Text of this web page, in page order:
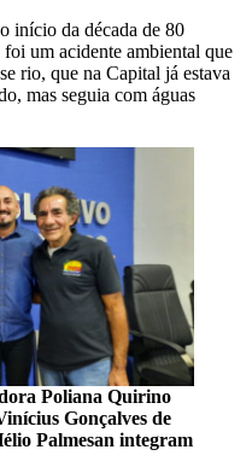
início da década de 80
um acidente ambiental que
rio, que na Capital já estava
mas seguia com águas
Poliana Quirino
Gonçalves de
Palmesan integram